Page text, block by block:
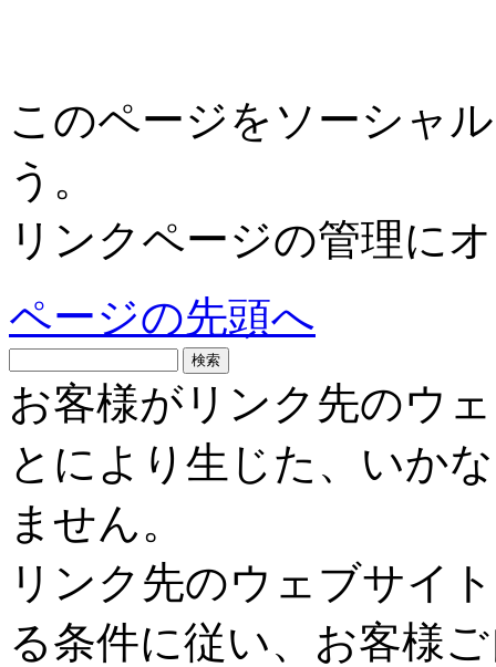
このページをソーシャ
う。
リンクページの管理に
ページの先頭へ
お客様がリンク先のウ
とにより生じた、いか
ません。
リンク先のウェブサイ
る条件に従い、お客様